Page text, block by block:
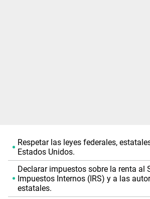
Respetar las leyes federales,
Estados Unidos.
Declarar impuestos sobre la renta al
Impuestos Internos (IRS) y a las
estatales.